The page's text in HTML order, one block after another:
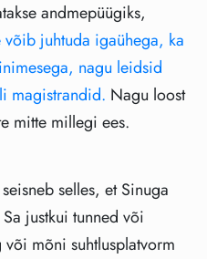
andmepüügiks,
võib juhtuda igaühega, ka
nagu leidsid
magistrandid. Nagu loost
mitte millegi ees.
selles, et Sinuga
justkui tunned või
mõni suhtlusplatvorm